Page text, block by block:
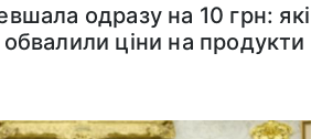
одразу на 10 грн: які
ціни на продукти